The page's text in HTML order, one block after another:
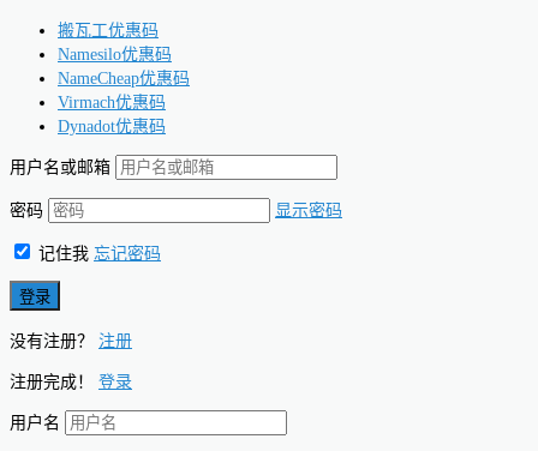
搬瓦工优惠码
Namesilo优惠码
NameCheap优惠码
Virmach优惠码
Dynadot优惠码
用户名或邮箱
密码 显示密码
记住我 忘记密码
没有注册？ 注册
注册完成！ 登录
用户名